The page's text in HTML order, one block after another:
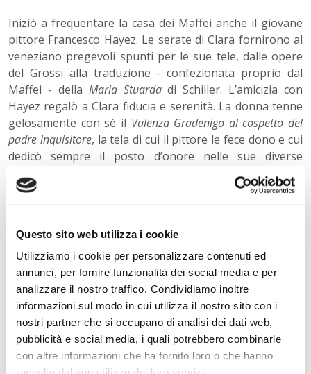
Questo sito web utilizza i cookie
Utilizziamo i cookie per personalizzare contenuti ed
annunci, per fornire funzionalità dei social media e per
analizzare il nostro traffico. Condividiamo inoltre
informazioni sul modo in cui utilizza il nostro sito con i
nostri partner che si occupano di analisi dei dati web,
pubblicità e social media, i quali potrebbero combinarle
con altre informazioni che ha fornito loro o che hanno
Iniziò a frequentare la casa dei Maffei anche il giovane
pittore Francesco Hayez. Le serate di Clara fornirono al
veneziano pregevoli spunti per le sue tele, dalle opere
del Grossi alla traduzione - confezionata proprio dal
Maffei - della Maria Stuardadi Schiller. L’amicizia con
Hayez regalò a Clara fiducia e serenità. La donna tenne
gelosamente con sé il Valenza Gradenigo al cospetto del
padre inquisitore, la tela di cui il pittore le fece dono e cui
dedicò sempre il posto d’onore nelle sue diverse
abitazioni. E fu proprio l’Hayez a ritrarre l’inquieta Clara
in una tela i cui tratti veloci, rapidi, sfuggenti
tratteggiano garbatamente la riottosità della contessa a
Clara fu a Milano una delle poche ad aprire le porte della
sua casa a una coppia che aveva dato scandalo
offendendo la sensibilità e la moralità dei benpensanti
del tempo. Ma a Clara, che era cresciuta nel disprezzo
del conformismo, non recò alcuna difficoltà ospitare
Franz Liszt e la sua “compagna”, Marie d’Agoult, additata
da tutte le gentildonne d’Europa perché colpevole (ai